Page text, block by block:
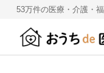
53万件の医療・介護・